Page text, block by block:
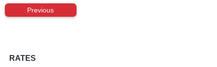
Previous
RATES